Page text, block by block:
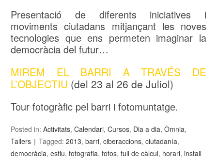
Presentació de diferents iniciatives i
moviments ciutadans mitjançant les noves
tecnologies que ens permeten imaginar la
democràcia del futur…
MIREM EL BARRI A TRAVÉS DE
L’OBJECTIU (del 23 al 26 de Juliol)
Tour fotogràfic pel barri i fotomuntatge.
Posted in:Activitats,Calendari,Cursos, Dia a dia,Òmnia,
Tallers
Tagged:2013,barri,ciberaccions,ciutadanía,
democràcia,estiu,fotografia,fotos,full de càlcul, horari,install